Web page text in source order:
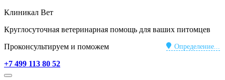
Клиникал Вет
Круглосуточная ветеринарная помощь для ваших питомцев
Определение...
Проконсультируем и поможем
+7 499 113 80 52